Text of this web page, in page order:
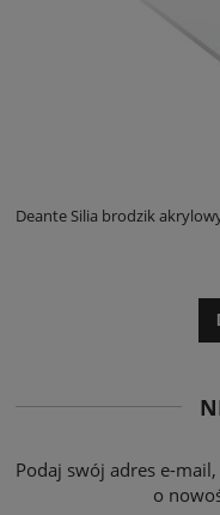
Deante Silia brodzik
Podaj swój adres e-
o